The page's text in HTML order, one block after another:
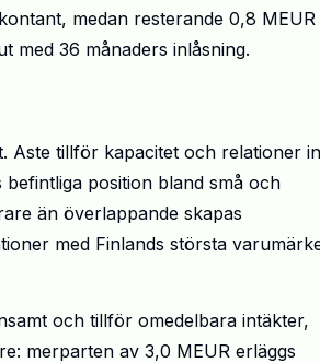
medan resterande 0,8 MEUR
med 36 månaders inlåsning.
Aste tillför kapacitet och relationer
position bland små och
än överlappande skapas
med Finlands största
och tillför omedelbara intäkter,
merparten av 3,0 MEUR erläggs